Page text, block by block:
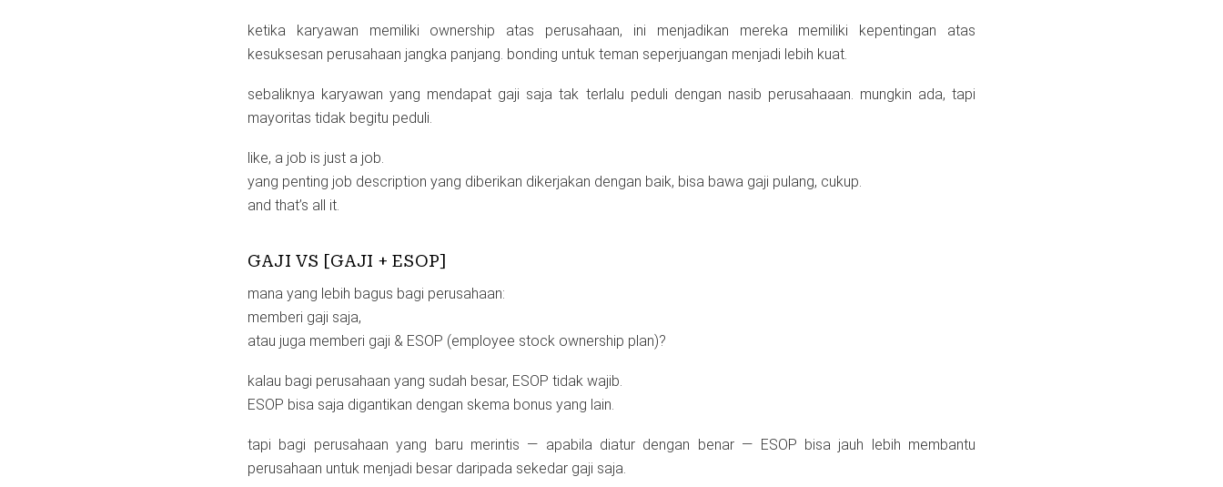
ketika karyawan memiliki ownership atas perusahaan, ini menjadikan mereka memiliki kepentingan atas
kesuksesan perusahaan jangka panjang. bonding untuk teman seperjuangan menjadi lebih kuat.
sebaliknya karyawan yang mendapat gaji saja tak terlalu peduli dengan nasib perusahaaan. mungkin ada, tapi
mayoritas tidak begitu peduli.
like, a job is just a job.
yang penting job description yang diberikan dikerjakan dengan baik, bisa bawa gaji pulang, cukup.
and that’s all it.
GAJI VS [GAJI + ESOP]
mana yang lebih bagus bagi perusahaan:
memberi gaji saja,
atau juga memberi gaji & ESOP (employee stock ownership plan)?
kalau bagi perusahaan yang sudah besar, ESOP tidak wajib.
ESOP bisa saja digantikan dengan skema bonus yang lain.
tapi bagi perusahaan yang baru merintis — apabila diatur dengan benar — ESOP bisa jauh lebih membantu
perusahaan untuk menjadi besar daripada sekedar gaji saja.